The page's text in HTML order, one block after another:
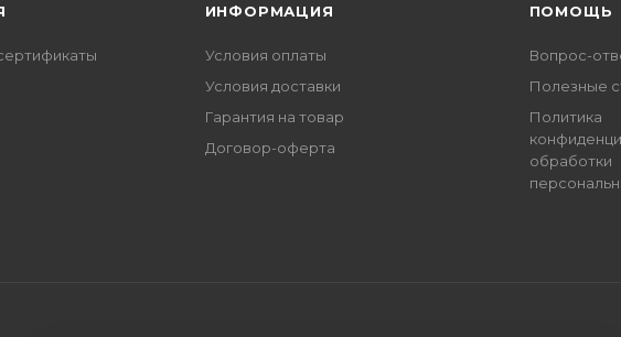
ИНФОРМАЦИЯ
Условия оплаты
Условия доставки
Гарантия на товар
Договор-оферта
ПОМОЩЬ
Вопрос-
Полезные
Политика
обработки